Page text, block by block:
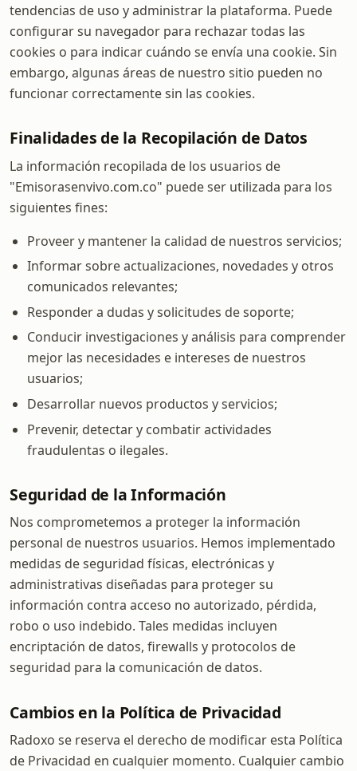
tendencias de uso y administrar la plataforma. Puede
configurar su navegador para rechazar todas las
cookies o para indicar cuándo se envía una cookie. Sin
embargo, algunas áreas de nuestro sitio pueden no
funcionar correctamente sin las cookies.
Finalidades de la Recopilación de Datos
La información recopilada de los usuarios de
"Emisorasenvivo.com.co" puede ser utilizada para los
siguientes fines:
Proveer y mantener la calidad de nuestros servicios;
Informar sobre actualizaciones, novedades y otros
comunicados relevantes;
Responder a dudas y solicitudes de soporte;
Conducir investigaciones y análisis para comprender
mejor las necesidades e intereses de nuestros
usuarios;
Desarrollar nuevos productos y servicios;
Prevenir, detectar y combatir actividades
fraudulentas o ilegales.
Seguridad de la Información
Nos comprometemos a proteger la información
personal de nuestros usuarios. Hemos implementado
medidas de seguridad físicas, electrónicas y
administrativas diseñadas para proteger su
información contra acceso no autorizado, pérdida,
robo o uso indebido. Tales medidas incluyen
encriptación de datos, firewalls y protocolos de
seguridad para la comunicación de datos.
Cambios en la Política de Privacidad
Radoxo se reserva el derecho de modificar esta Política
de Privacidad en cualquier momento. Cualquier cambio